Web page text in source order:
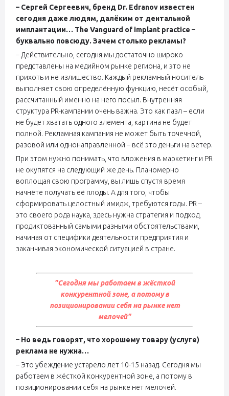
– Сергей Сергеевич, бренд Dr. Edranov известен
сегодня даже людям, далёким от дентальной
имплантации… The Vanguard of implant practice –
буквально повсюду. Зачем столько рекламы?
– Действительно, сегодня мы достаточно широко
представлены на медийном рынке региона, и это не
прихоть и не излишество. Каждый рекламный носитель
выполняет свою определённую функцию, несёт особый,
рассчитанный именно на него посыл. Внутренняя
структура PR-кампании очень важна. Это как пазл – если
не будет хватать одного элемента, картина не будет
полной. Рекламная кампания не может быть точечной,
разовой или однонаправленной – всё это деньги на ветер.
При этом нужно понимать, что вложения в маркетинг и PR
не окупятся на следующий же день. Планомерно
воплощая свою программу, вы лишь спустя время
начнёте получать её плоды. А для того, чтобы
сформировать целостный имидж, требуются годы. PR –
это своего рода наука, здесь нужна стратегия и подход,
продиктованный самыми разными обстоятельствами,
начиная от специфики деятельности предприятия и
заканчивая экономической ситуацией в стране.
"Сегодня мы работаем в жёсткой
конкурентной зоне, а потому в
позиционировании себя на рынке нет
мелочей"
– Но ведь говорят, что хорошему товару (услуге)
реклама не нужна…
– Это убеждение устарело лет 10-15 назад. Сегодня мы
работаем в жёсткой конкурентной зоне, а потому в
позиционировании себя на рынке нет мелочей.